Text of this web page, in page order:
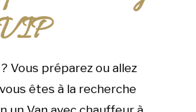
Vous préparez ou allez
êtes à la recherche